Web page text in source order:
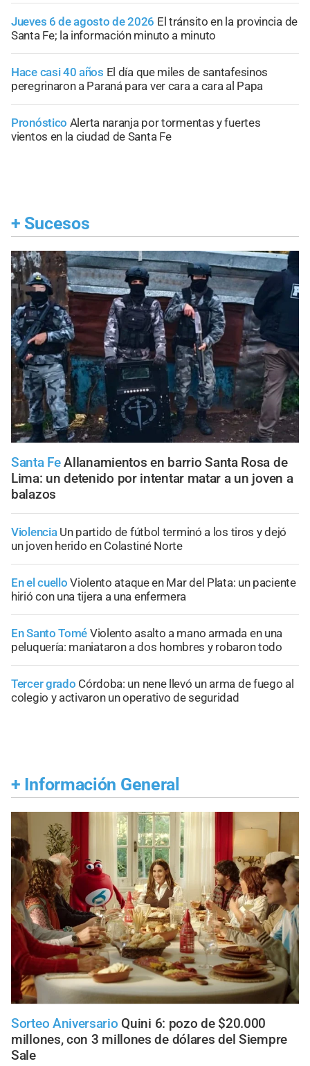
Jueves 6 de agosto de 2026 El tránsito en la provincia de
Santa Fe; la información minuto a minuto
Hace casi 40 años El día que miles de santafesinos
peregrinaron a Paraná para ver cara a cara al Papa
Pronóstico Alerta naranja por tormentas y fuertes
vientos en la ciudad de Santa Fe
+ Sucesos
Santa Fe Allanamientos en barrio Santa Rosa de
Lima: un detenido por intentar matar a un joven a
balazos
Violencia Un partido de fútbol terminó a los tiros y dejó
un joven herido en Colastiné Norte
En el cuello Violento ataque en Mar del Plata: un paciente
hirió con una tijera a una enfermera
En Santo Tomé Violento asalto a mano armada en una
peluquería: maniataron a dos hombres y robaron todo
Tercer grado Córdoba: un nene llevó un arma de fuego al
colegio y activaron un operativo de seguridad
+ Información General
Sorteo Aniversario Quini 6: pozo de $20.000
millones, con 3 millones de dólares del Siempre
Sale